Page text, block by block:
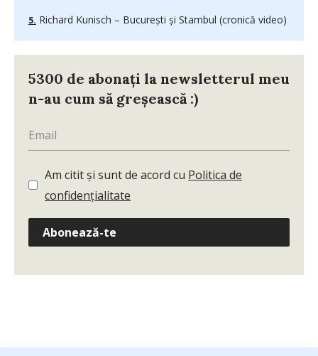
Richard Kunisch – București și Stambul (cronică video)
5300 de abonați la newsletterul meu
n-au cum să greșească :)
Am citit și sunt de acord cu Politica de
confidențialitate
Abonează-te